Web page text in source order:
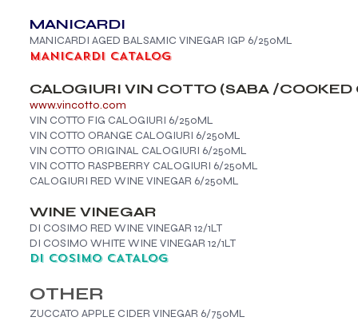
MANICARDI
MANICARDI AGED BALSAMIC VINEGAR IGP 6/250ML​
MANICARDI CATALOG
CALOGIURI VIN COTTO (SABA /COOKED
www.vincotto.com
VIN COTTO FIG CALOGIURI 6/250ML
VIN COTTO ORANGE CALOGIURI 6/250ML
VIN COTTO ORIGINAL CALOGIURI 6/250ML
VIN COTTO RASPBERRY CALOGIURI 6/250ML
CALOGIURI RED WINE VINEGAR 6/250ML
WINE VINEGAR
DI COSIMO RED WINE VINEGAR 12/1LT
DI COSIMO WHITE WINE VINEGAR 12/1LT
DI COSIMO CATALOG​​
OTHER
ZUCCATO APPLE CIDER VINEGAR 6/750ML